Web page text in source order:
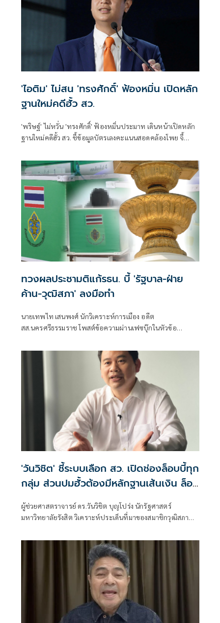
'ไอติม' ไม่สน 'ทรงศักดิ์' ฟ้องหมิ่น เปิดหลัก
ฐานใหม่คดีฮั้ว สว.
'พริษฐ์' ไม่หวั่น 'ทรงศักดิ์' ฟ้องหมิ่นประมาท เดินหน้าเปิดหลัก
ฐานใหม่คดีฮั้ว สว. ชี้ข้อมูลบัตรเลงคะแนนสอดคล้องโพย จี้
ทวงผลประชามติแก้รธน. บี้ 'รัฐบาล-ฝ่าย
ค้าน-วุฒิสภา' ลงมือทำ
นายเทพไท เสนพงศ์ นักวิเคราะห์การเมือง อดีต
สส.นครศรีธรรมราช โพสต์ข้อความผ่านเฟซบุ๊กในหัวข้อ
'วันวิชิต' ชี้ระบบเลือก สว. เปิดช่องล็อบบี้ทุก
กลุ่ม ส่วนปมฮั้วต้องมีหลักฐานเส้นเงิน ล็อก
กระแส แต่ไร้ Impact ทางกฎหมาย
ผู้ช่วยศาสตราจารย์ ดร.วันวิชิต บุญโปร่ง นักรัฐศาสตร์
มหาวิทยาลัยรังสิต วิเคราะห์ประเด็นที่มาของสมาชิกวุฒิสภา
สมัครต้องแนะนำตัว แลกเปลี่ยนข้อมูล และประสานการ
สนับสนุนระหว่างกัน โดยเฉพาะการเลือกในรอบไขว้ ซึ่งหากผู้
สมัครไม่พูดคุยหรือสร้างความรู้จักกับผู้อื่นเลย โอกาสได้รับ